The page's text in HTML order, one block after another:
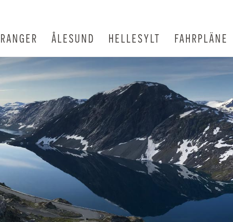
ÅLESUND HELLESYLT FAHRPLÄNE